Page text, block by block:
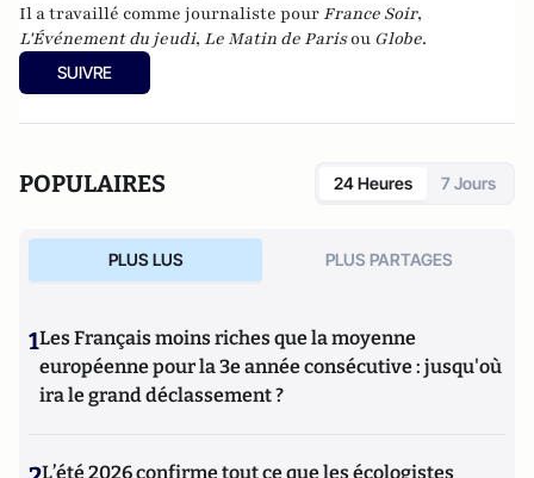
Il a travaillé comme journaliste pour France Soir,
L'Événement du jeudi, Le Matin de Parisou Globe.
SUIVRE
POPULAIRES 24 Heures 7 Jours
PLUS LUS PLUS PARTAGES
1Les Français moins riches que la moyenne
européenne pour la 3e année consécutive : jusqu'où
ira le grand déclassement ?
L’été 2026 confirme tout ce que les écologistes